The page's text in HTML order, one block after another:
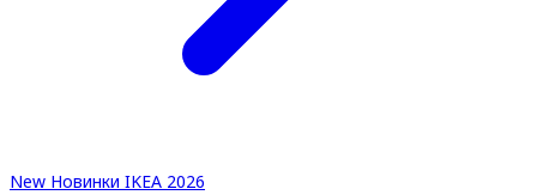
New Новинки IKEA 2026